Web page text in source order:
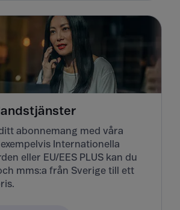
abonnemang med våra
Internationella
eller EU/EES PLUS kan du
mms:a från Sverige till ett